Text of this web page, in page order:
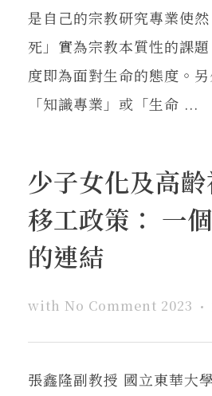
是自己的宗教研究專業使
死」實為宗教本質性的課
度即為面對生命的態度。
「知識專業」或「生命 ...
少子女化及高
移工政策： 一
的連結
with No Comment 2023
張鑫隆副教授 國立東華大